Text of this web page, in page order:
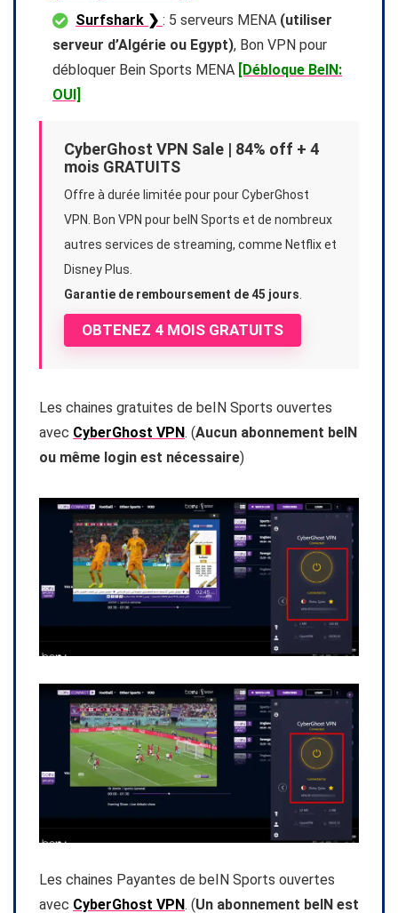
Surfshark ❯ : 5 serveurs MENA (utiliser
serveur d’Algérie ou Egypt), Bon VPN pour
débloquer Bein Sports MENA [Débloque BeIN:
OUI]
OBTENEZ 4 MOIS GRATUITS
CyberGhost VPN Sale | 84% off + 4
mois GRATUITS
Offre à durée limitée pour pour CyberGhost
VPN. Bon VPN pour beIN Sports et de nombreux
autres services de streaming, comme Netflix et
Disney Plus.
Garantie de remboursement de 45 jours
Les chaines gratuites de beIN Sports ouvertes
avec CyberGhost VPN. (Aucun abonnement beIN
ou même login est nécessaire)
Les chaines Payantes de beIN Sports ouvertes
avec CyberGhost VPN. (Un abonnement beIN est